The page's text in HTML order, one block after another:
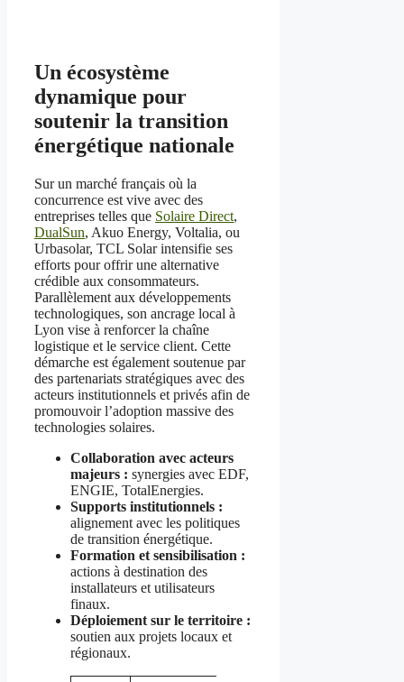
Un écosystème
dynamique pour
soutenir la transition
énergétique nationale
Sur un marché français où la
concurrence est vive avec des
entreprises telles que Solaire Direct,
DualSun, Akuo Energy, Voltalia, ou
Urbasolar, TCL Solar intensifie ses
efforts pour offrir une alternative
crédible aux consommateurs.
Parallèlement aux développements
technologiques, son ancrage local à
Lyon vise à renforcer la chaîne
logistique et le service client. Cette
démarche est également soutenue par
des partenariats stratégiques avec des
acteurs institutionnels et privés afin de
promouvoir l’adoption massive des
technologies solaires.
Collaboration avec acteurs
majeurs : synergies avec EDF,
ENGIE, TotalEnergies.
Supports institutionnels :
alignement avec les politiques
de transition énergétique.
Formation et sensibilisation :
actions à destination des
installateurs et utilisateurs
finaux.
Déploiement sur le territoire :
soutien aux projets locaux et
régionaux.